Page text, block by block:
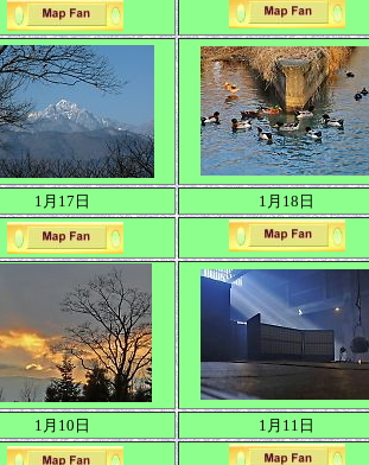
1月17日 1月18日
1月10日 1月11日